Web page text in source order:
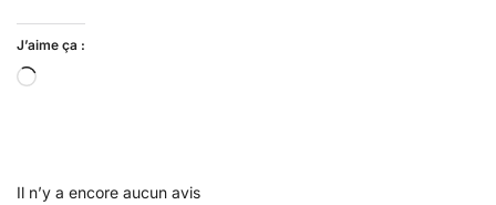
J’aime ça :
Il n’y a encore aucun avis